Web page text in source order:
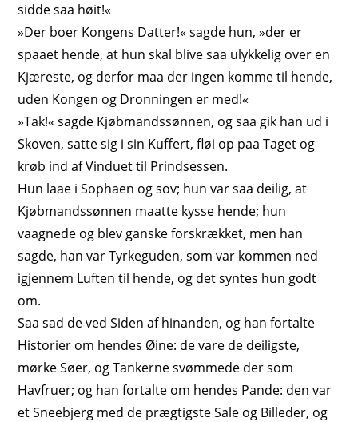
sidde saa høit!«
»Der boer Kongens Datter!« sagde hun, »der er
spaaet hende, at hun skal blive saa ulykkelig over en
Kjæreste, og derfor maa der ingen komme til hende,
uden Kongen og Dronningen er med!«
»Tak!« sagde Kjøbmandssønnen, og saa gik han ud i
Skoven, satte sig i sin Kuffert, fløi op paa Taget og
krøb ind af Vinduet til Prindsessen.
Hun laae i Sophaen og sov; hun var saa deilig, at
Kjøbmandssønnen maatte kysse hende; hun
vaagnede og blev ganske forskrækket, men han
sagde, han varTyrkeguden, som var kommen ned
igjennem Luften til hende, og det syntes hun godt
om.
Saa sad de ved Siden af hinanden, og han fortalte
Historier om hendes Øine: de vare de deiligste,
mørke Søer, og Tankerne svømmede der som
Havfruer; og han fortalte om hendes Pande: den var
et Sneebjerg med de prægtigste Sale og Billeder, og